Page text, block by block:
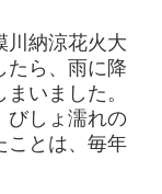
川納涼花火大
たら、雨に降
いました。
びしょ濡れの
ことは、毎年